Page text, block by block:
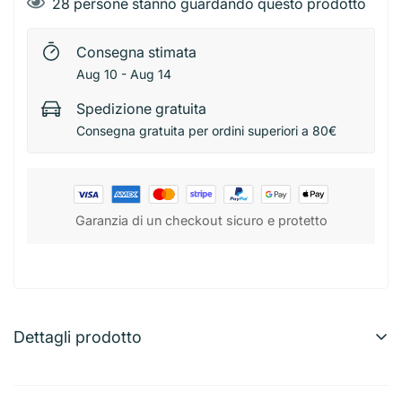
Consegna stimata
Aug 10 - Aug 14
Spedizione gratuita
Consegna gratuita per ordini superiori a 80€
Garanzia di un checkout sicuro e protetto
Dettagli prodotto